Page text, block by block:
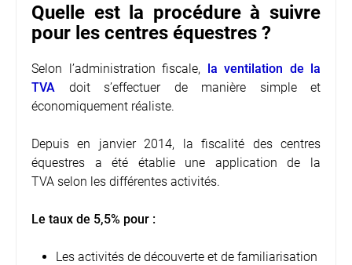
Quelle est la procédure à suivre
pour les centres équestres ?
Selon l’administration fiscale, la ventilation de la
TVA doit s’effectuer de manière simple et
économiquement réaliste.
Depuis en janvier 2014, la fiscalité des centres
équestres a été établie une application de la
TVA selon les différentes activités.
Le taux de 5,5% pour :
Les activités de découverte et de familiarisation